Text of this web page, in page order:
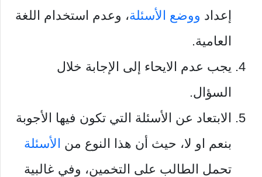
إعداد ووضع الأسئلة، وعدم استخدام اللغة
العامية.
يجب عدم الايحاء إلى الإجابة خلال
السؤال.
الابتعاد عن الأسئلة التي تكون فيها الأجوبة
بنعم او لا، حيث أن هذا النوع من الأسئلة
تحمل الطالب على التخمين، وفي غالبية